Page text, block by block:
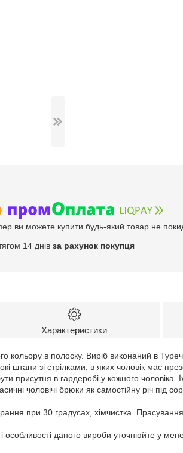
ви можете купити будь-який товар не
14 днів за рахунок покупця
Характеристики
кольору в полоску. Виріб виконаний в
штани зі стрілками, в яких чоловік має
присутня в гардеробі у кожного
чоловічі брюки як самостійну річ під
при 30 градусах, хімчистка.
і особливості даного вироби уточнюйте у